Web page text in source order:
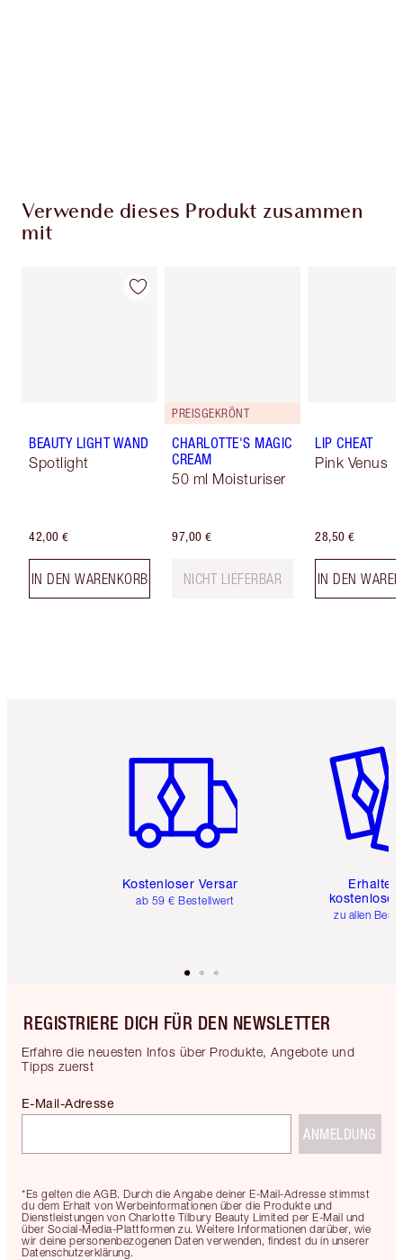
Verwende dieses Produkt zusammen
mit
BEAUTY LIGHT WAND
Spotlight
42,00 €
IN DEN WARENKORB
PREISGEKRÖNT
CHARLOTTE'S MAGIC
CREAM
50 ml Moisturiser
97,00 €
NICHT LIEFERBAR
LIP CHEAT
Pink Venus
28,50 €
IN DEN
Kostenloser Versand
ab 59 € Bestellwert
Erhalte
kostenlose
zu allen
REGISTRIERE DICH FÜR DEN NEWSLETTER
Erfahre die neuesten Infos über Produkte, Angebote und
Tipps zuerst
*Es gelten die AGB. Durch die Angabe deiner E-Mail-Adresse stimmst
du dem Erhalt von Werbeinformationen über die Produkte und
Dienstleistungen von Charlotte Tilbury Beauty Limited per E-Mail und
über Social-Media-Plattformen zu. Weitere Informationen darüber, wie
wir deine personenbezogenen Daten verwenden, findest du in unserer
Datenschutzerklärung.
E-Mail-Adresse
ANMELDUNG